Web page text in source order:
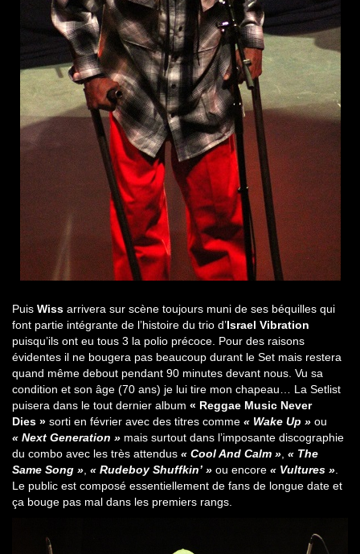
Puis Wiss arrivera sur scène toujours muni de ses béquilles qui
font partie intégrante de l’histoire du trio d’Israel Vibration
puisqu’ils ont eu tous 3 la polio précoce. Pour des raisons
évidentes il ne bougera pas beaucoup durant le Set mais restera
quand même debout pendant 90 minutes devant nous. Vu sa
condition et son âge (70 ans) je lui tire mon chapeau… La Setlist
puisera dans le tout dernier album « Reggae Music Never
Dies » sorti en février avec des titres comme « Wake Up » ou
« Next Generation » mais surtout dans l’imposante discographie
du combo avec les très attendus « Cool And Calm » « The
Same Song » « Rudeboy Shuffkin’ » ou encore « Vultures »
Le public est composé essentiellement de fans de longue date et
ça bouge pas mal dans les premiers rangs.